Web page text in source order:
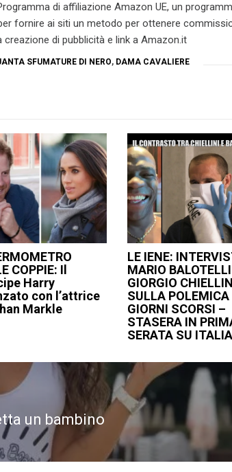
di affiliazione Amazon UE, un
fornire ai siti un metodo per ottenere
creazione di pubblicità e link a Amazon.it
SFUMATURE DI NERO, DAMA CAVALIERE
COPPIE: Il
Harry
con l’attrice
Markle
LE IENE:
MARIO
GIORGIO
SULLA POLEMICA
GIORNI SCORSI –
STASERA IN
SERATA SU
un bambino